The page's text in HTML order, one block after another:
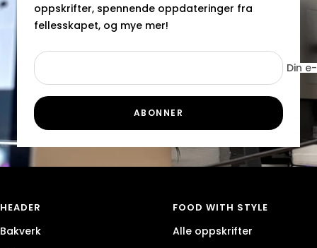
oppskrifter, spennende oppdateringer fra
fellesskapet, og mye mer!
Din
ABONNER
HEADER
Bakverk
FOOD WITH STYLE
Alle oppskrifter